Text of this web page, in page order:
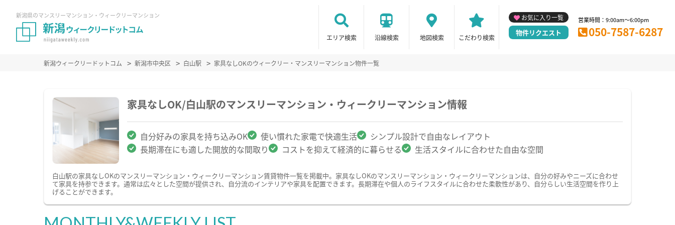
新潟県のマンスリーマンション・ウィークリーマンション
エリア検索 沿線検索 地図検索 こだわり検索
お気に入り一覧
物件リクエスト
営業時間：9:00am～6:00pm
050-7587-6287
新潟ウィークリードットコム 新潟市中央区 白山駅 家具なしOKのウィークリー・マンスリーマンション物件一覧
家具なしOK/白山駅のマンスリーマンション・ウィークリーマンション情報
自分好みの家具を持ち込みOK 使い慣れた家電で快適生活
シンプル設計で自由なレイアウト
長期滞在にも適した開放的な間取り
コストを抑えて経済的に暮らせる 生活スタイルに合わせた自由な空間
白山駅の家具なしOKのマンスリーマンション・ウィークリーマンション賃貸物件一覧を掲載中。家具なしOKのマンスリーマンション・ウィークリーマンションは、自分の好みやニーズに合わせ
て家具を持参できます。通常は広々とした空間が提供され、自分流のインテリアや家具を配置できます。長期滞在や個人のライフスタイルに合わせた柔軟性があり、自分らしい生活空間を作り上
げることができます。